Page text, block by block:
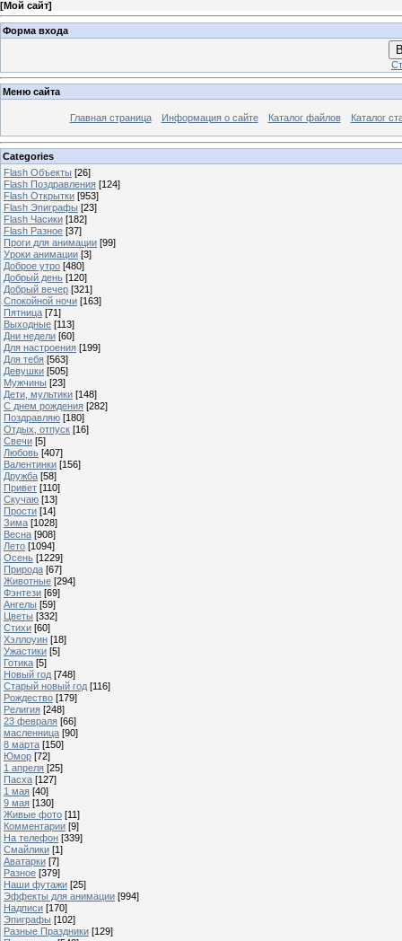
[Мой сайт]
Форма входа
Меню сайта
Главная страница Информация о сайте Каталог файлов Каталог
Categories
Flash Объекты [26]
Flash Поздравления [124]
Flash Открытки [953]
Flash Эпиграфы [23]
Flash Часики [182]
Flash Разное [37]
Проги для анимации [99]
Уроки анимации [3]
Доброе утро [480]
Добрый день [120]
Добрый вечер [321]
Спокойной ночи [163]
Пятница [71]
Выходные [113]
Дни недели [60]
Для настроения [199]
Для тебя [563]
Девушки [505]
Мужчины [23]
Дети, мультики [148]
С днем рождения [282]
Поздравляю [180]
Отдых, отпуск [16]
Свечи [5]
Любовь [407]
Валентинки [156]
Дружба [58]
Привет [110]
Скучаю [13]
Прости [14]
Зима [1028]
Весна [908]
Лето [1094]
Осень [1229]
Природа [67]
Животные [294]
Фэнтези [69]
Ангелы [59]
Цветы [332]
Стихи [60]
Хэллоуин [18]
Ужастики [5]
Готика [5]
Новый год [748]
Старый новый год [116]
Рождество [179]
Религия [248]
23 февраля [66]
масленница [90]
8 марта [150]
Юмор [72]
1 апреля [25]
Пасха [127]
1 мая [40]
9 мая [130]
Живые фото [11]
Комментарии [9]
На телефон [339]
Смайлики [1]
Аватарки [7]
Разное [379]
Наши футажи [25]
Эффекты для анимации [994]
Надписи [170]
Эпиграфы [102]
Разные Праздники [129]